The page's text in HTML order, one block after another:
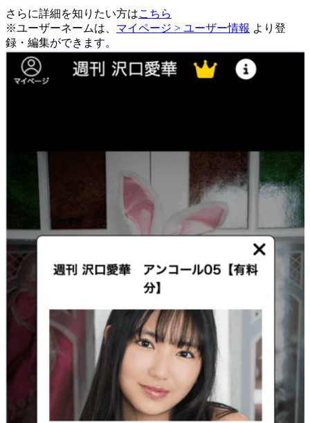
さらに詳細を知りたい方はこちら
※ユーザーネームは、 マイページ > ユーザー情報 より登
録・編集ができます。